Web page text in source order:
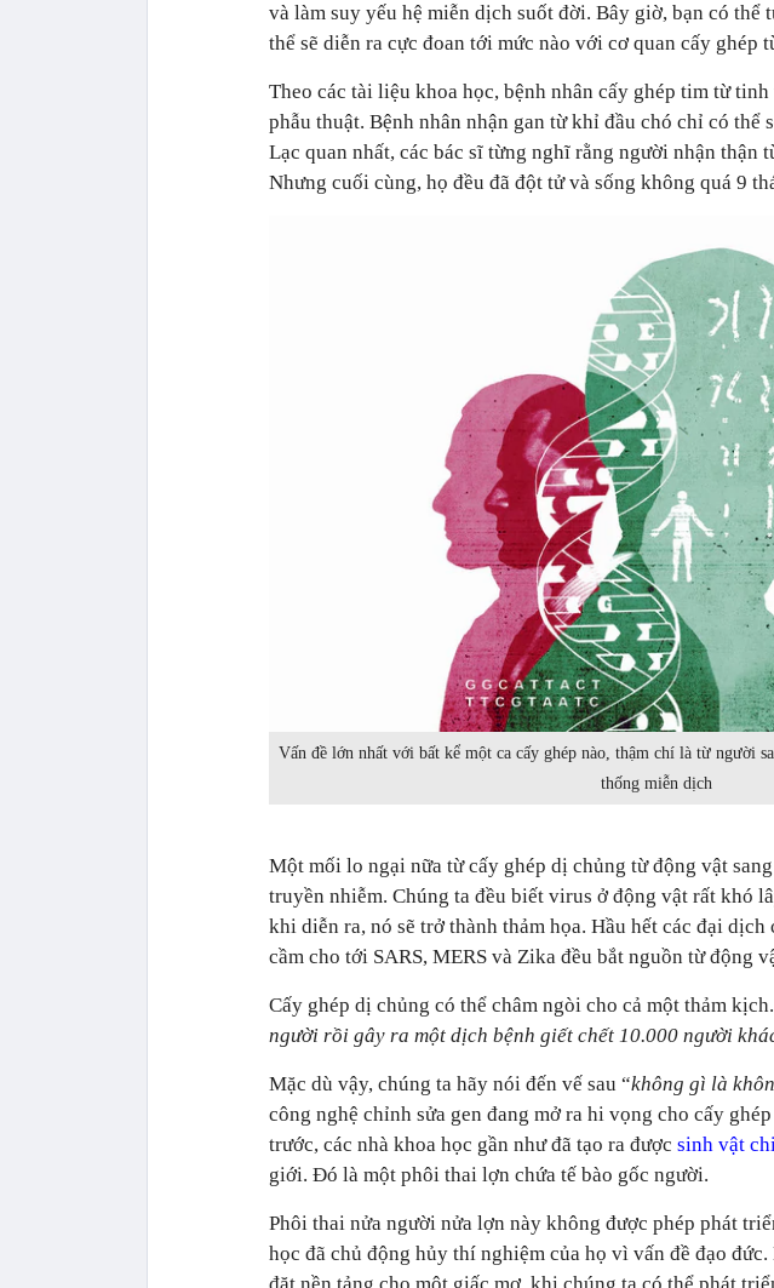
và làm suy yếu hệ miễn dịch suốt đời. Bây giờ, bạn có thể
thể sẽ diễn ra cực đoan tới mức nào với cơ quan cấy ghép
Theo các tài liệu khoa học, bệnh nhân cấy ghép tim từ
phẫu thuật. Bệnh nhân nhận gan từ khỉ đầu chó chỉ có thể
Lạc quan nhất, các bác sĩ từng nghĩ rằng người nhận thận
Nhưng cuối cùng, họ đều đã đột tử và sống không quá 9
Vấn đề lớn nhất với bất kể một ca cấy ghép nào, thậm chí là từ người
thống miễn dịch
Một mối lo ngại nữa từ cấy ghép dị chủng từ động vật
truyền nhiễm. Chúng ta đều biết virus ở động vật rất khó
khi diễn ra, nó sẽ trở thành thảm họa. Hầu hết các đại
cầm cho tới SARS, MERS và Zika đều bắt nguồn từ động
Cấy ghép dị chủng có thể châm ngòi cho cả một thảm
người rồi gây ra một dịch bệnh giết chết 10.000 người
Mặc dù vậy, chúng ta hãy nói đến vế sau “không gì là
công nghệ chỉnh sửa gen đang mở ra hi vọng cho cấy
trước, các nhà khoa học gần như đã tạo ra được sinh vật
giới. Đó là một phôi thai lợn chứa tế bào gốc người.
Phôi thai nửa người nửa lợn này không được phép phát
học đã chủ động hủy thí nghiệm của họ vì vấn đề đạo